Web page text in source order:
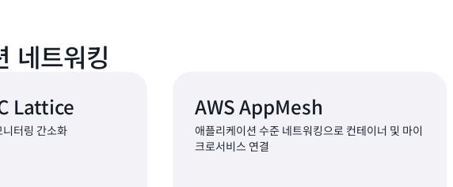
네트워킹
Lattice
터링 간소화
AWS AppMesh
애플리케이션 수준 네트워킹으로 컨테이너 및 마이
크로서비스 연결